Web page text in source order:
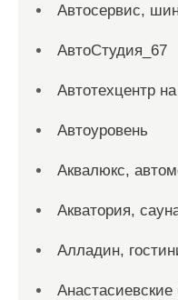
Автосервис,
АвтоСтудия_67
Автотехцентр
Автоуровень
Аквалюкс,
Акватория,
Алладин,